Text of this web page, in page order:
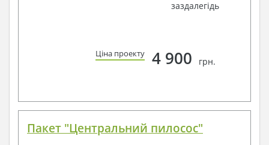
заздалегідь
Ціна проекту 4 900 грн.
Пакет "Центральний пилосос"